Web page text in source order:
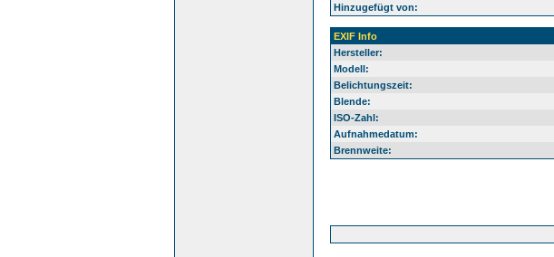
Hinzugefügt von:
EXIF Info
Hersteller:
Modell:
Belichtungszeit:
Blende:
ISO-Zahl:
Aufnahmedatum:
Brennweite: